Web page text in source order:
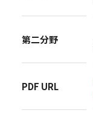
第二分野
PDF URL